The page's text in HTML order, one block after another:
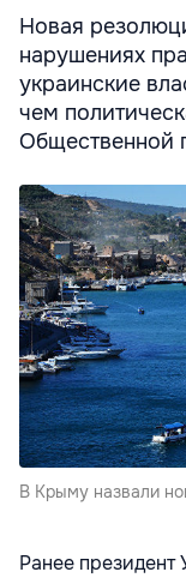
Новая
нарушениях
украинские
чем
Общественной
В Крыму назвали
Ранее